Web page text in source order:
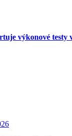
výkonové testy